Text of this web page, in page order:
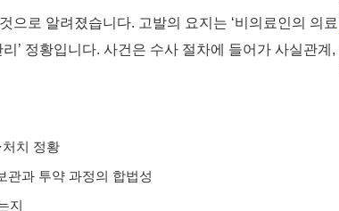
으로 알려졌습니다. 고발의 요지는 ‘비의료인의 의료
’ 정황입니다. 사건은 수사 절차에 들어가 사실관계,
치 정황
관과 투약 과정의 합법성
지